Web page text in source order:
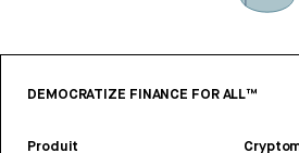
DEMOCRATIZE FINANCE FOR ALL™
Produit